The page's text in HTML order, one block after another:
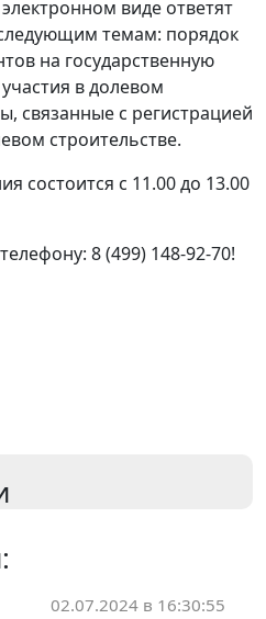
виде ответят
темам: порядок
на государственную
в долевом
связанные с регистрацией
строительстве.
состоится с 11.00 до 13.00
8 (499) 148-92-70!
02.07.2024 в 16:30:55